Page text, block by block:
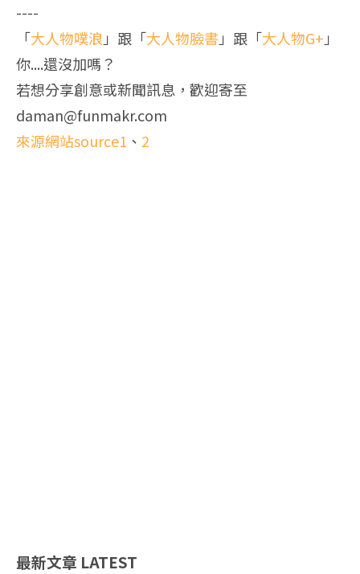
----
「大人物噗浪 」跟「大人物臉書」跟「大人物G+ 」
你....還沒加嗎？
若想分享創意或新聞訊息，歡迎寄至
daman@funmakr.com
來源網站source1 、 2
最新文章 LATEST